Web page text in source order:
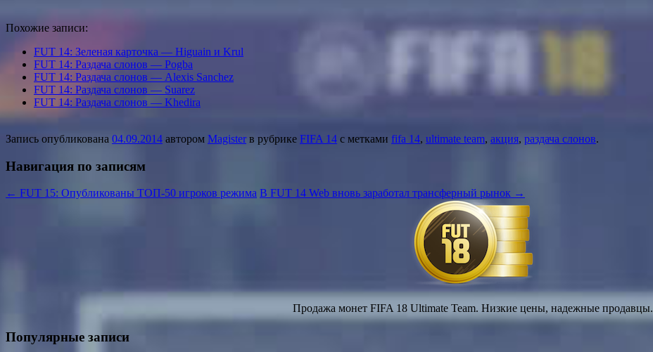
Похожие записи:
FUT 14: Зеленая карточка — Higuain и Krul
FUT 14: Раздача слонов — Pogba
FUT 14: Раздача слонов — Alexis Sanchez
FUT 14: Раздача слонов — Suarez
FUT 14: Раздача слонов — Khedira
Запись опубликована 04.09.2014 автором Magister в рубрике FIFA 14 с метками fifa 14, ultimate team, акция, раздача слонов.
Навигация по записям
← FUT 15: Опубликованы ТОП-50 игроков режима В FUT 14 Web вновь заработал трансферный рынок →
Продажа монет FIFA 18 Ultimate Team. Низкие цены, надежные продавцы.
Популярные записи